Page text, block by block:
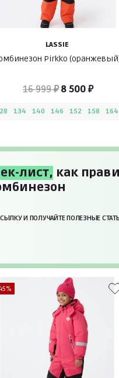
LASSIE
Pirkko
16 999 ₽ 8 500 ₽
134 140 146 152 158 164
лист, как
И ПОЛУЧАЙТЕ ПОЛЕЗНЫЕ